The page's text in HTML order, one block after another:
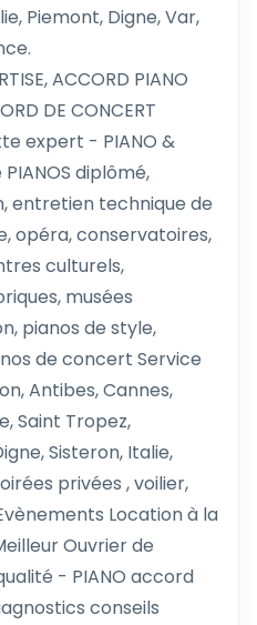
Piemont, Digne, Var,
ACCORD PIANO
DE CONCERT
expert - PIANO &
PIANOS diplômé,
entretien technique de
opéra, conservatoires,
culturels,
musées
pianos de style,
de concert Service
Antibes, Cannes,
Saint Tropez,
Sisteron, Italie,
privées , voilier,
Location à la
Ouvrier de
- PIANO accord
conseils